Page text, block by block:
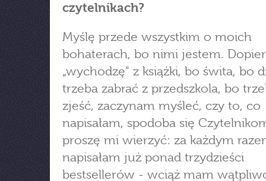
czytelnikach?
Myślę przede wszystkim o moich
bohaterach, bo nimi jestem.
„wychodzę" z książki, bo świta, bo
trzeba zabrać z przedszkola, bo
zjeść, zaczynam myśleć, czy to, co
napisałam, spodoba się
proszę mi wierzyć: za każdym
napisałam już ponad trzydzieści
bestsellerów - wciąż mam